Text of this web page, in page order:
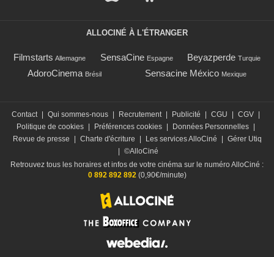
ALLOCINÉ À L'ÉTRANGER
Filmstarts Allemagne SensaCine Espagne Beyazperde Turquie
AdoroCinema Brésil Sensacine México Mexique
Contact | Qui sommes-nous | Recrutement | Publicité | CGU | CGV |
Politique de cookies | Préférences cookies | Données Personnelles |
Revue de presse
| Charte d'écriture | Les services AlloCiné | Gérer Utiq
| ©AlloCiné
Retrouvez tous les horaires et infos de votre cinéma sur le numéro AlloCiné :
0 892 892 892 (0,90€/minute)